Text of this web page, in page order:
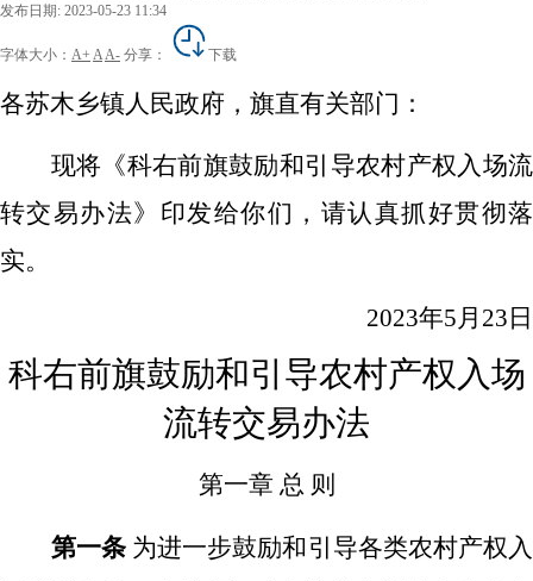
发布日期: 2023-05-23 11:34
字体大小： A+ AA- 分享： 下载
各苏木乡镇人民政府，旗直有关部门：
现将《科右前旗鼓励和引导农村产权入场流
转交易办法》印发给你们，请认真抓好贯彻落
实。
2023年5月 23 日
科右前旗鼓励和引导农村产权入场
流转交易办法
第一章 总 则
第一条 为进一步鼓励和引导各类农村产权入